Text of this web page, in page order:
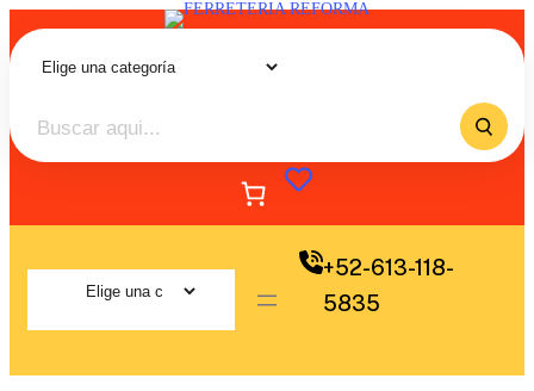
+52-613-118-
5835